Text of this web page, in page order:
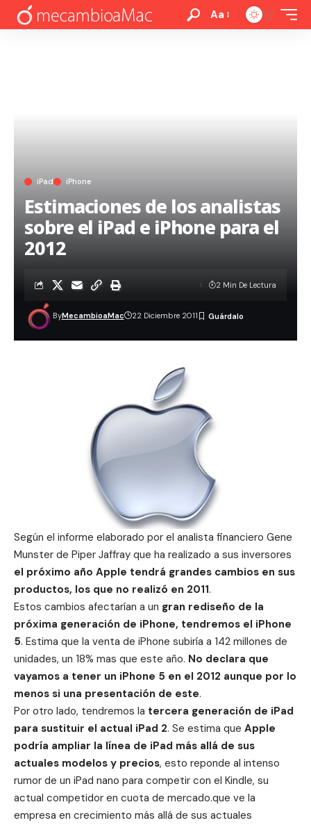
Aa
iPad iPhone
Estimaciones de los analistas
sobre el iPad e iPhone para el
2012
ByMecambioaMac 22 Diciembre 2011
2 Min De Lectura
Según el informe elaborado por el analista financiero Gene
Munster de Piper Jaffray que ha realizado a sus inversores
el próximo año Apple tendrá grandes cambios en sus
productos, los que no realizó en 2011.
Estos cambios afectarían a un gran rediseño de la
próxima generación de iPhone, tendremos el iPhone
5. Estima que la venta de iPhone subiría a 142 millones de
unidades, un 18% mas que este año. No declara que
vayamos a tener un iPhone 5 en el 2012 aunque por lo
menos si una presentación de este.
Por otro lado, tendremos la tercera generación de iPad
para sustituir el actual iPad 2. Se estima que Apple
podría ampliar la línea de iPad más allá de sus
actuales modelos y precios, esto reponde al intenso
rumor de un iPad nano para competir con el Kindle, su
actual competidor en cuota de mercado.que ve la
empresa en crecimiento más allá de sus actuales